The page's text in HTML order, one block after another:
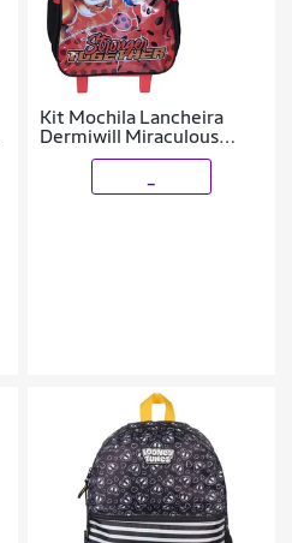
Kit Mochila Lancheira
Dermiwill Miraculous
Vermelho